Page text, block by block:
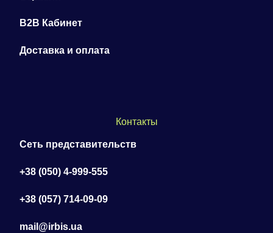
B2B Кабинет
Доставка и оплата
Контакты
Сеть представительств
+38 (050) 4-999-555
+38 (057) 714-09-09
mail@irbis.ua